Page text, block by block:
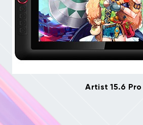
Artist 15.6 Pro